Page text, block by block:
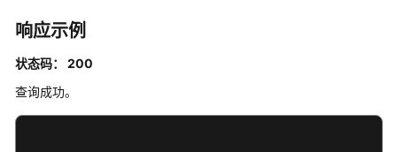
响应示例
状态码： 200
查询成功。